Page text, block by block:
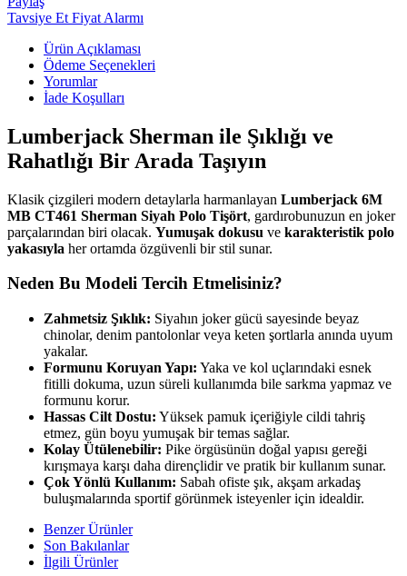
Tavsiye Et Fiyat Alarmı
Ürün Açıklaması
Ödeme Seçenekleri
Yorumlar
İade Koşulları
Lumberjack Sherman ile Şıklığı ve
Rahatlığı Bir Arada Taşıyın
Klasik çizgileri modern detaylarla harmanlayan Lumberjack 6M
MB CT461 Sherman Siyah Polo Tişört, gardırobunuzun en joker
parçalarından biri olacak. Yumuşak dokusu ve karakteristik polo
yakasıyla her ortamda özgüvenli bir stil sunar.
Neden Bu Modeli Tercih Etmelisiniz?
Zahmetsiz Şıklık: Siyahın joker gücü sayesinde beyaz
chinolar, denim pantolonlar veya keten şortlarla anında uyum
yakalar.
Formunu Koruyan Yapı: Yaka ve kol uçlarındaki esnek
fitilli dokuma, uzun süreli kullanımda bile sarkma yapmaz ve
formunu korur.
Hassas Cilt Dostu: Yüksek pamuk içeriğiyle cildi tahriş
etmez, gün boyu yumuşak bir temas sağlar.
Kolay Ütülenebilir: Pike örgüsünün doğal yapısı gereği
kırışmaya karşı daha dirençlidir ve pratik bir kullanım sunar.
Çok Yönlü Kullanım: Sabah ofiste şık, akşam arkadaş
buluşmalarında sportif görünmek isteyenler için idealdir.
Benzer Ürünler
Son Bakılanlar
İlgili Ürünler